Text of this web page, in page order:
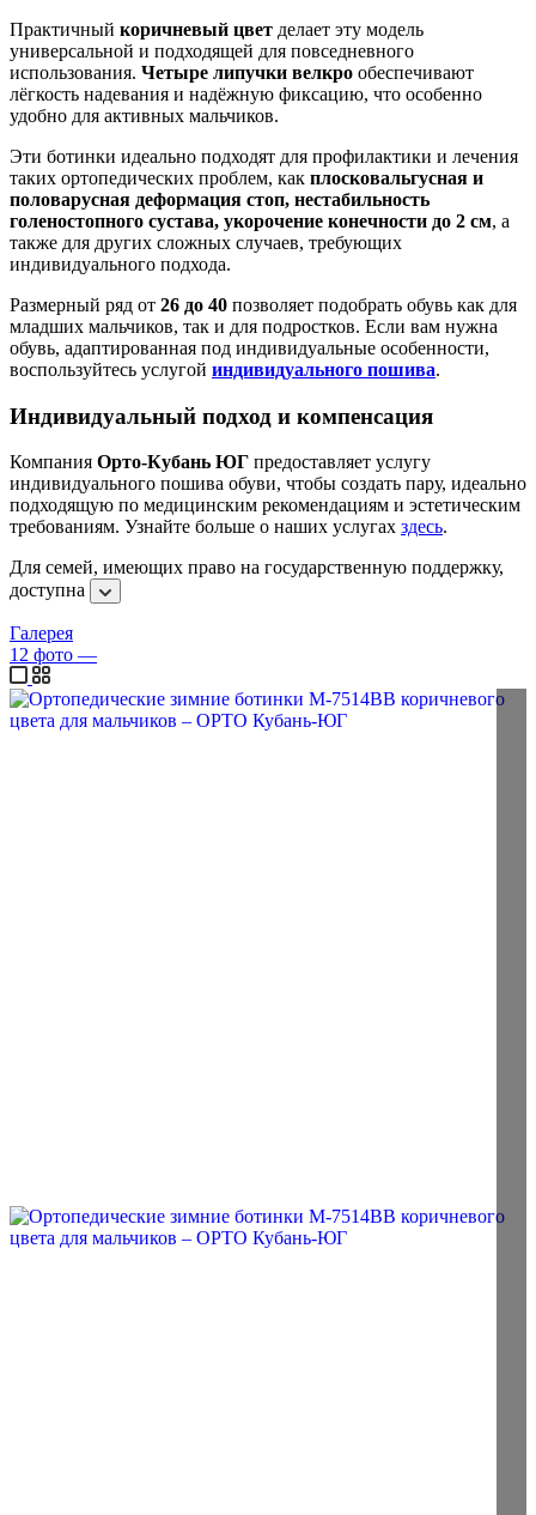
Практичный коричневый цвет делает эту модель
универсальной и подходящей для повседневного
использования. Четыре липучки велкро обеспечивают
лёгкость надевания и надёжную фиксацию, что особенно
удобно для активных мальчиков.
Эти ботинки идеально подходят для профилактики и лечения
таких ортопедических проблем, как плосковальгусная и
половарусная деформация стоп, нестабильность
голеностопного сустава, укорочение конечности до 2 см, а
также для других сложных случаев, требующих
индивидуального подхода.
Размерный ряд от 26 до 40 позволяет подобрать обувь как для
младших мальчиков, так и для подростков. Если вам нужна
обувь, адаптированная под индивидуальные особенности,
воспользуйтесь услугой индивидуального пошива.
Индивидуальный подход и компенсация
Компания Орто-Кубань ЮГ предоставляет услугу
индивидуального пошива обуви, чтобы создать пару, идеально
подходящую по медицинским рекомендациям и эстетическим
требованиям. Узнайте больше о наших услугах здесь.
Для семей, имеющих право на государственную поддержку,
доступна
Галерея
12 фото —